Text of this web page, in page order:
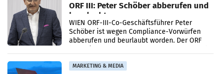
ORF III: Peter Schöber abberufen und
beurlaubt
WIEN ORF-III-Co-Geschäftsführer Peter
Schöber ist wegen Compliance-Vorwürfen
abberufen und beurlaubt worden. Der ORF
MARKETING & MEDIA